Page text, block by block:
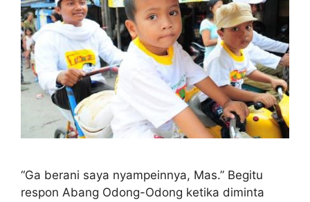
“Ga berani saya nyampeinnya, Mas.” Begitu
respon Abang Odong-Odong ketika diminta